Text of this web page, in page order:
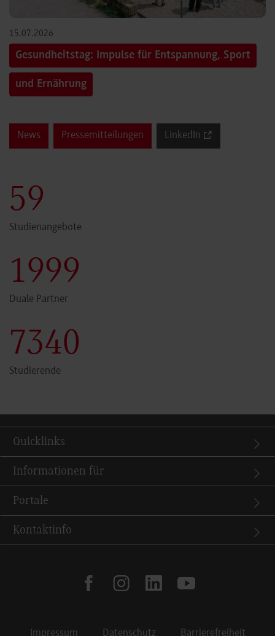
15.07.2026
Gesundheitstag: Impulse für Entspannung, Sport
und Ernährung
News Pressemitteilungen LinkedIn
60
Studienangebote
2000
Duale Partner
7341
Studierende
Quicklinks
Informationen für
Portale
Kontaktinfo
facebookinstagramlinkedin youtube